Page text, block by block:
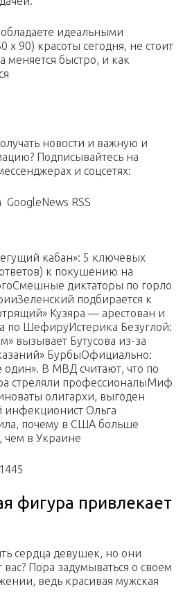
идеальными
x 90) красоты сегодня, не стоит
меняется быстро, и как
новости и важную и
Подписывайтесь на
и соцсетях:
RSS
кабан»: 5 ключевых
к покушению на
диктаторы по горло
подбирается к
Кузяра — арестован и
по ШефируИстерика Безуглой:
вызывает Бутусова из-за
БурбыОфициально:
один». В МВД считают, что по
стреляли профессионалыМиф
олигархи, выгоден
инфекционист Ольга
почему в США больше
чем в Украине
фигура привлекает
сердца девушек, но они
Пора задумываться о своем
ведь красивая мужская